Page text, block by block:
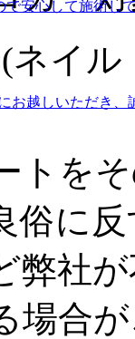
イル
トを
俗に
弊社
場合
で安心して施術し
越しいただき、